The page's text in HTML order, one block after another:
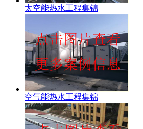
太空能热水工程集锦
空气能热水工程集锦